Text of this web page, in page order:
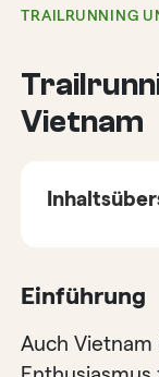
TRAILRUNNING
Vietnam
Einführung
Auch